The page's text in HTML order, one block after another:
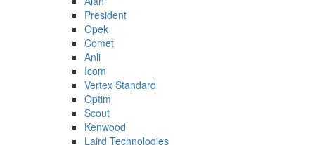
President
Opek
Comet
Anli
Icom
Vertex Standard
Optim
Scout
Kenwood
Laird Technologies